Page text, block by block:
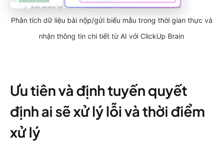
Phân tích dữ liệu bài nộp/gửi biểu mẫu trong thời gian thực và
nhận thông tin chi tiết từ AI với ClickUp Brain
Ưu tiên và định tuyến quyết
định ai sẽ xử lý lỗi và thời điểm
xử lý